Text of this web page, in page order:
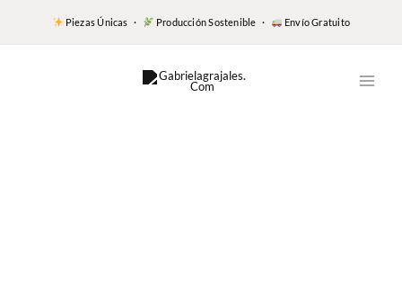
Piezas Únicas · Producción Sostenible · Envío Gratuito